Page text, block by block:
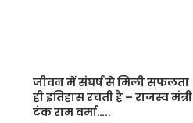
जीवन में संघर्ष से मिली सफलता
ही इतिहास रचती है – राजस्व मंत्री
टंक राम वर्मा…..